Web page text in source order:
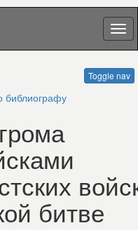
Toggle nav
библиографу
битве